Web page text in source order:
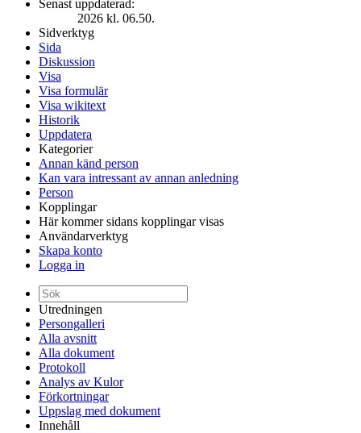
Senast uppdaterad:
2026 kl. 06.50.
Sidverktyg
Sida
Diskussion
Visa
Visa formulär
Visa wikitext
Historik
Uppdatera
Kategorier
Annan känd person
Kan vara intressant av annan anledning
Person
Kopplingar
Här kommer sidans kopplingar visas
Användarverktyg
Skapa konto
Logga in
Utredningen
Persongalleri
Alla avsnitt
Alla dokument
Protokoll
Analys av Kulor
Förkortningar
Uppslag med dokument
Innehåll